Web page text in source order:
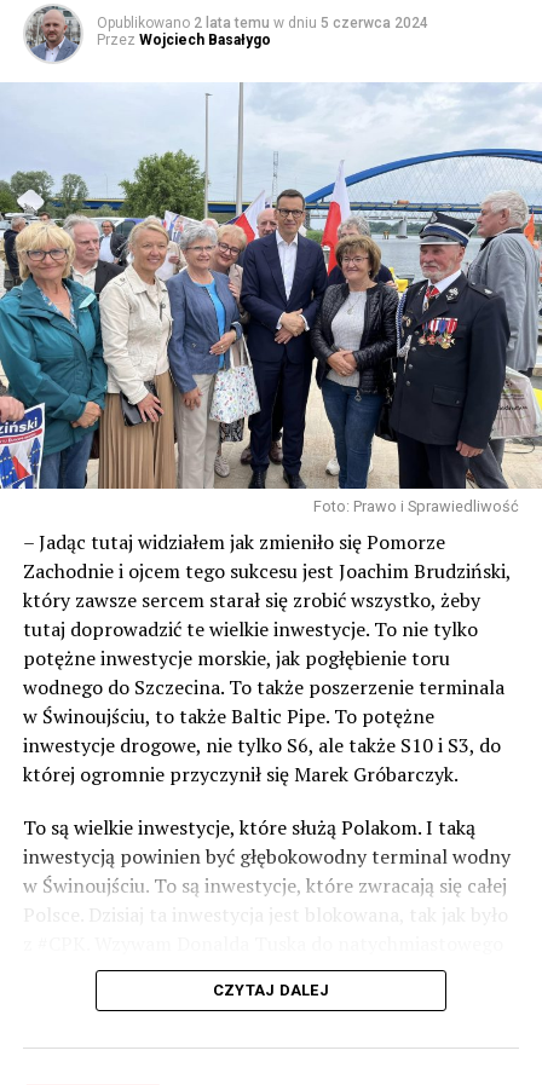
Opublikowano 2 lata temu w dniu 5 czerwca 2024
Przez Wojciech Basałygo
Foto: Prawo i Sprawiedliwość
– Jadąc tutaj widziałem jak zmieniło się Pomorze
Zachodnie i ojcem tego sukcesu jest Joachim Brudziński,
który zawsze sercem starał się zrobić wszystko, żeby
tutaj doprowadzić te wielkie inwestycje. To nie tylko
potężne inwestycje morskie, jak pogłębienie toru
wodnego do Szczecina. To także poszerzenie terminala
w Świnoujściu, to także Baltic Pipe. To potężne
inwestycje drogowe, nie tylko S6, ale także S10 i S3, do
której ogromnie przyczynił się Marek Gróbarczyk.
To są wielkie inwestycje, które służą Polakom. I taką
inwestycją powinien być głębokowodny terminal wodny
w Świnoujściu. To są inwestycje, które zwracają się całej
Polsce. Dzisiaj ta inwestycja jest blokowana, tak jak było
odblokowania CPK.
wykorzystać wspaniały potencjał Zachodniego Pomorza,
CZYTAJ DALEJ